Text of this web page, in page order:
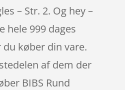
– Str. 2. Og hey –
hele 999 dages
køber din vare.
af dem der
BIBS Rund